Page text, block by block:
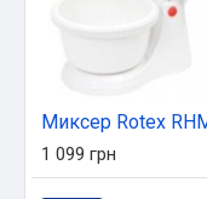
1 099 грн